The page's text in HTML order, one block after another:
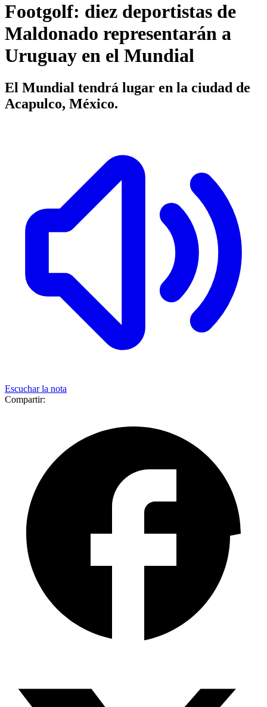
Footgolf: diez deportistas de
Maldonado representarán a
Uruguay en el Mundial
El Mundial tendrá lugar en la ciudad de
Acapulco, México.
Escuchar la nota
Compartir: